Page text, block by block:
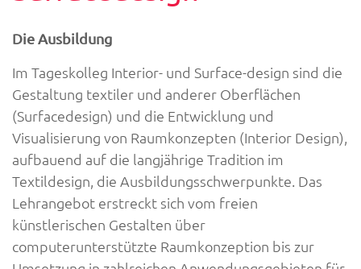
Die Ausbildung
Im Tageskolleg Interior- und Surface-design sind die
Gestaltung textiler und anderer Oberflächen
(Surfacedesign) und die Entwicklung und
Visualisierung von Raumkonzepten (Interior Design),
aufbauend auf die langjährige Tradition im
Textildesign, die Ausbildungsschwerpunkte. Das
Lehrangebot erstreckt sich vom freien
künstlerischen Gestalten über
computerunterstützte Raumkonzeption bis zur